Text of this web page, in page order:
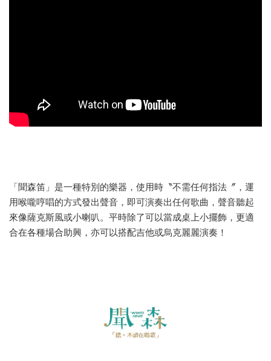
「聞森笛」是一種特別的樂器，使用時〝不需任何指法〞，運
用喉嚨哼唱的方式發出聲音，即可演奏出任何歌曲，聲音聽起
來像薩克斯風或小喇叭。平時除了可以當成桌上小擺飾，更適
合在各種場合助興，亦可以搭配吉他或烏克麗麗演奏！